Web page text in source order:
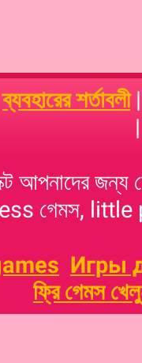
ব্যবহারের শর্তাবলী
আপনাদের
গেমস, little
Игры
ফ্রি গেমস